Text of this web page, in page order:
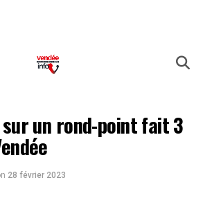
un rond-point fait 3
28 février 2023